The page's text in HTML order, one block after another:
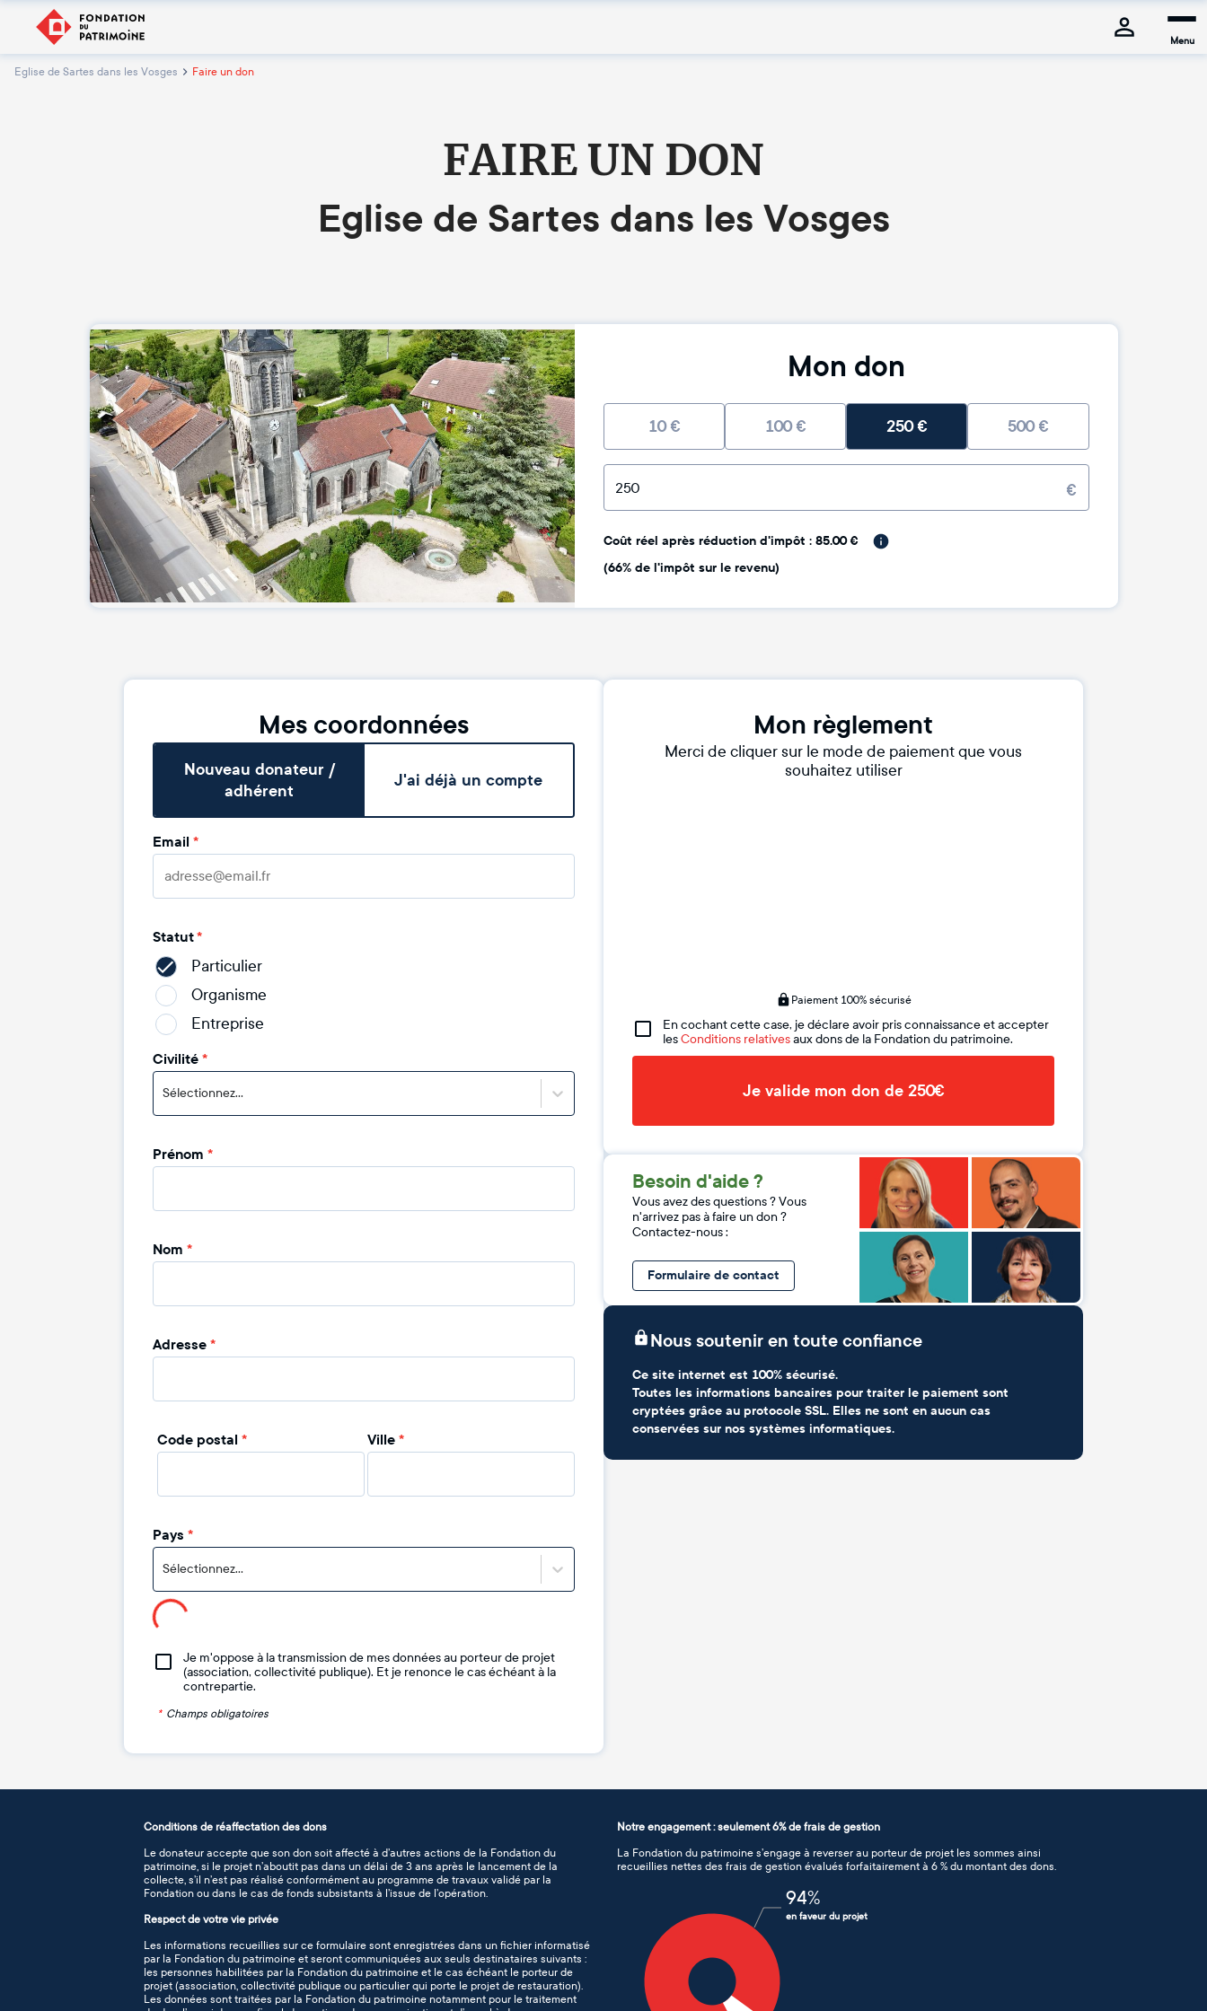
Menu
Eglise de Sartes dans les Vosges Faire un don
FAIRE UN DON
Eglise de Sartes dans les Vosges
Mon don
10€ 100€ 250€ 500€
€
Coût réel après réduction d'impôt : 85.00 €
(66% de l'impôt sur le revenu)
Mes coordonnées
Nouveau donateur /
adhérent
J'ai déjà un compte
Email *
Statut*
Particulier
Organisme
Entreprise
Civilité*
Sélectionnez...
Prénom *
Nom *
Adresse*
Code postal * Ville*
Pays *
Sélectionnez...
Je m'oppose à la transmission de mes données au porteur de projet
(association, collectivité publique). Et je renonce le cas échéant à la
contrepartie.
* Champs obligatoires
Mon règlement
Merci de cliquer sur le mode de paiement que vous
souhaitez utiliser
Paiement 100% sécurisé
En cochant cette case, je déclare avoir pris connaissance et accepter
lesConditions relativesaux dons de la Fondation du patrimoine.
Je valide mon don de 250€
Besoin d'aide ?
Vous avez des questions ? Vous
n'arrivez pas à faire un don ?
Contactez-nous :
Formulaire de contact
Nous soutenir en toute confiance
Ce site internet est 100% sécurisé.
Toutes les informations bancaires pour traiter le paiement sont
cryptées grâce au protocole SSL. Elles ne sont en aucun cas
conservées sur nos systèmes informatiques.
Conditions de réaffectation des dons
Le donateur accepte que son don soit affecté à d’autres actions de la Fondation du
patrimoine, si le projet n’aboutit pas dans un délai de 3 ans après le lancement de la
collecte, s’il n’est pas réalisé conformément au programme de travaux validé par la
Fondation ou dans le cas de fonds subsistants à l’issue de l’opération.
Respect de votre vie privée
Les informations recueillies sur ce formulaire sont enregistrées dans un fichier informatisé
par la Fondation du patrimoine et seront communiquées aux seuls destinataires suivants :
les personnes habilitées par la Fondation du patrimoine et le cas échéant le porteur de
projet (association, collectivité publique ou particulier qui porte le projet de restauration).
Les données sont traitées par la Fondation du patrimoine notamment pour le traitement
Notre engagement : seulement 6% de frais de gestion
La Fondation du patrimoine s’engage à reverser au porteur de projet les sommes ainsi
recueillies nettes des frais de gestion évalués forfaitairement à 6 % du montant des dons.
94%
en faveur du projet